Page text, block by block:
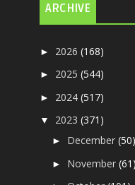
ARCHIVE
► 2026(168)
► 2025(544)
► 2024(517)
▼ 2023(371)
► December(50)
► November(61)